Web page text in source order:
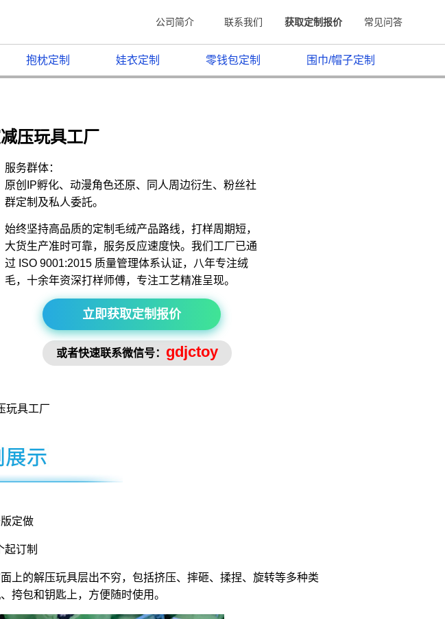
公司简介 联系我们 获取定制报价 常见问答
抱枕定制 娃衣定制 零钱包定制 围巾/帽子定制
压玩具工厂
服务群体：
原创IP孵化、动漫角色还原、同人周边衍生、粉丝社
群定制及私人委託。
始终坚持高品质的定制毛绒产品路线，打样周期短，
大货生产准时可靠，服务反应速度快。我们工厂已通
过 ISO 9001:2015 质量管理体系认证，八年专注绒
毛，十余年资深打样师傅，专注工艺精准呈现。
立即获取定制报价
或者快速联系微信号： gdjctoy
玩具工厂
定做
起订制
上的解压玩具层出不穷，包括挤压、摔砸、揉捏、旋转等多种类
挎包和钥匙上，方便随时使用。